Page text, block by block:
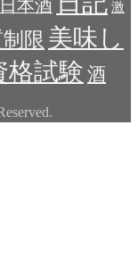
日本酒 激
限 美味し
格試験 酒